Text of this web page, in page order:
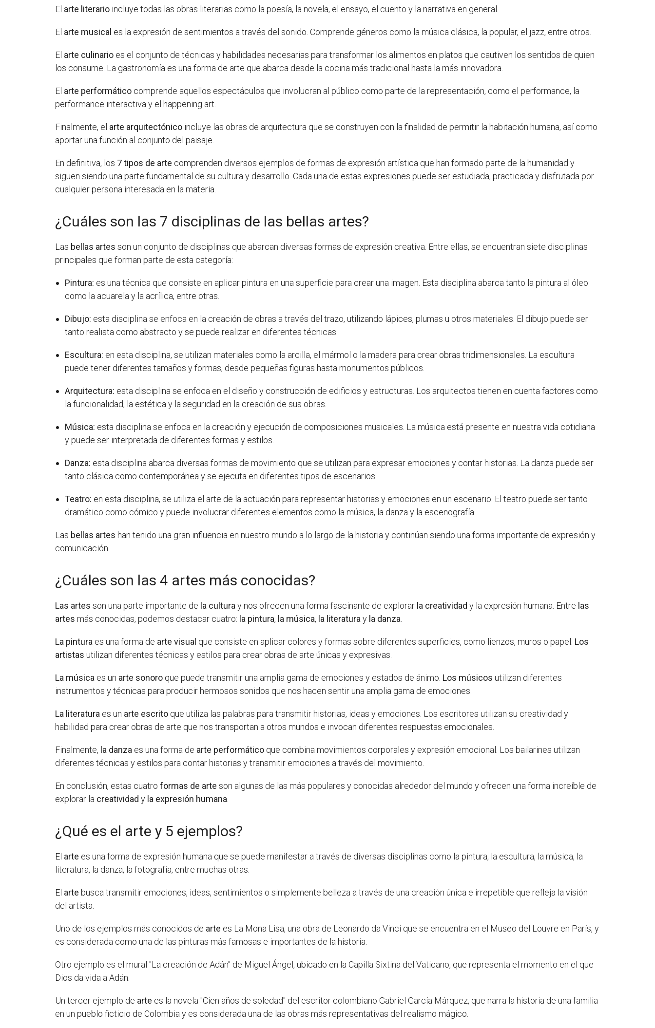
El arte literario incluye todas las obras literarias como la poesía, la novela, el ensayo, el cuento y la narrativa en general.
El arte musical es la expresión de sentimientos a través del sonido. Comprende géneros como la música clásica, la popular, el jazz, entre otros.
El arte culinario es el conjunto de técnicas y habilidades necesarias para transformar los alimentos en platos que cautiven los sentidos de quien
los consume. La gastronomía es una forma de arte que abarca desde la cocina más tradicional hasta la más innovadora.
El arte performático comprende aquellos espectáculos que involucran al público como parte de la representación, como el performance, la
performance interactiva y el happening art.
Finalmente, el arte arquitectónico incluye las obras de arquitectura que se construyen con la finalidad de permitir la habitación humana, así como
aportar una función al conjunto del paisaje.
En definitiva, los 7 tipos de arte comprenden diversos ejemplos de formas de expresión artística que han formado parte de la humanidad y
siguen siendo una parte fundamental de su cultura y desarrollo. Cada una de estas expresiones puede ser estudiada, practicada y disfrutada por
cualquier persona interesada en la materia.
¿Cuáles son las 7 disciplinas de las bellas artes?
Las bellas artes son un conjunto de disciplinas que abarcan diversas formas de expresión creativa. Entre ellas, se encuentran siete disciplinas
principales que forman parte de esta categoría:
Pintura: es una técnica que consiste en aplicar pintura en una superficie para crear una imagen. Esta disciplina abarca tanto la pintura al óleo
como la acuarela y la acrílica, entre otras.
Dibujo: esta disciplina se enfoca en la creación de obras a través del trazo, utilizando lápices, plumas u otros materiales. El dibujo puede ser
tanto realista como abstracto y se puede realizar en diferentes técnicas.
Escultura: en esta disciplina, se utilizan materiales como la arcilla, el mármol o la madera para crear obras tridimensionales. La escultura
puede tener diferentes tamaños y formas, desde pequeñas figuras hasta monumentos públicos.
Arquitectura: esta disciplina se enfoca en el diseño y construcción de edificios y estructuras. Los arquitectos tienen en cuenta factores como
la funcionalidad, la estética y la seguridad en la creación de sus obras.
Música: esta disciplina se enfoca en la creación y ejecución de composiciones musicales. La música está presente en nuestra vida cotidiana
y puede ser interpretada de diferentes formas y estilos.
Danza: esta disciplina abarca diversas formas de movimiento que se utilizan para expresar emociones y contar historias. La danza puede ser
tanto clásica como contemporánea y se ejecuta en diferentes tipos de escenarios.
Teatro: en esta disciplina, se utiliza el arte de la actuación para representar historias y emociones en un escenario. El teatro puede ser tanto
dramático como cómico y puede involucrar diferentes elementos como la música, la danza y la escenografía.
Las bellas artes han tenido una gran influencia en nuestro mundo a lo largo de la historia y continúan siendo una forma importante de expresión y
comunicación.
¿Cuáles son las 4 artes más conocidas?
Las artes son una parte importante de la culturay nos ofrecen una forma fascinante de explorar la creatividad y la expresión humana. Entre las
artes más conocidas, podemos destacar cuatro: la pintura, la música, la literaturay la danza.
La pintura es una forma de arte visual que consiste en aplicar colores y formas sobre diferentes superficies, como lienzos, muros o papel. Los
artistas utilizan diferentes técnicas y estilos para crear obras de arte únicas y expresivas.
La música es un arte sonoro que puede transmitir una amplia gama de emociones y estados de ánimo. Los músicos utilizan diferentes
instrumentos y técnicas para producir hermosos sonidos que nos hacen sentir una amplia gama de emociones.
La literatura es un arte escrito que utiliza las palabras para transmitir historias, ideas y emociones. Los escritores utilizan su creatividad y
habilidad para crear obras de arte que nos transportan a otros mundos e invocan diferentes respuestas emocionales.
Finalmente, la danza es una forma de arte performático que combina movimientos corporales y expresión emocional. Los bailarines utilizan
diferentes técnicas y estilos para contar historias y transmitir emociones a través del movimiento.
En conclusión, estas cuatroformas de arte son algunas de las más populares y conocidas alrededor del mundo y ofrecen una forma increíble de
explorar la creatividad y la expresión humana.
¿Qué es el arte y 5 ejemplos?
El arte es una forma de expresión humana que se puede manifestar a través de diversas disciplinas como la pintura, la escultura, la música, la
literatura, la danza, la fotografía, entre muchas otras.
El arte busca transmitir emociones, ideas, sentimientos o simplemente belleza a través de una creación única e irrepetible que refleja la visión
del artista.
Uno de los ejemplos más conocidos de arte es La Mona Lisa, una obra de Leonardo da Vinci que se encuentra en el Museo del Louvre en París, y
es considerada como una de las pinturas más famosas e importantes de la historia.
Otro ejemplo es el mural "La creación de Adán" de Miguel Ángel, ubicado en la Capilla Sixtina del Vaticano, que representa el momento en el que
Dios da vida a Adán.
Un tercer ejemplo de arte es la novela "Cien años de soledad" del escritor colombiano Gabriel García Márquez, que narra la historia de una familia
en un pueblo ficticio de Colombia y es considerada una de las obras más representativas del realismo mágico.